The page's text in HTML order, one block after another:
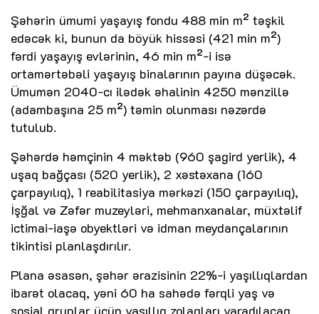
Şəhərin ümumi yaşayış fondu 488 min m² təşkil
edəcək ki, bunun da böyük hissəsi (421 min m²)
fərdi yaşayış evlərinin, 46 min m²-i isə
ortamərtəbəli yaşayış binalarının payına düşəcək.
Ümumən 2040-cı ilədək əhalinin 4250 mənzillə
(adambaşına 25 m²) təmin olunması nəzərdə
tutulub.
Şəhərdə həmçinin 4 məktəb (960 şagird yerlik), 4
uşaq bağçası (520 yerlik), 2 xəstəxana (160
çarpayılıq), 1 reabilitasiya mərkəzi (150 çarpayılıq),
İşğal və Zəfər muzeyləri, mehmanxanalar, müxtəlif
ictimai-iaşə obyektləri və idman meydançalarının
tikintisi planlaşdırılır.
Plana əsasən, şəhər ərazisinin 22%-i yaşıllıqlardan
ibarət olacaq, yəni 60 ha sahədə fərqli yaş və
sosial qruplar üçün yaşıllıq zolaqları yaradılacaq.